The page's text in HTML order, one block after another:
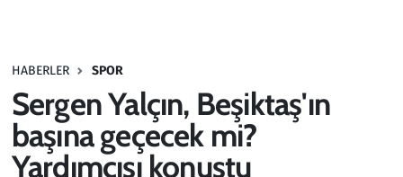
HABERLER SPOR
Sergen Yalçın, Beşiktaş'ın
başına geçecek mi?
Yardımcısı konuştu
Haber
Kültür Sanat
Kurumsal Haberler